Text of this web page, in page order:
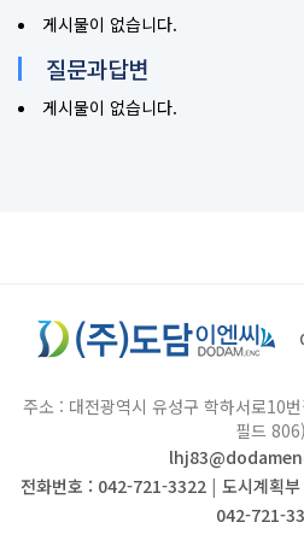
게시물이 없습니다.
질문과답변
게시물이 없습니다.
주소 : 대전광역시 유성구 학하서로10
필드 806)
전화번호 : 042-721-3322| 도시계획
042-721-